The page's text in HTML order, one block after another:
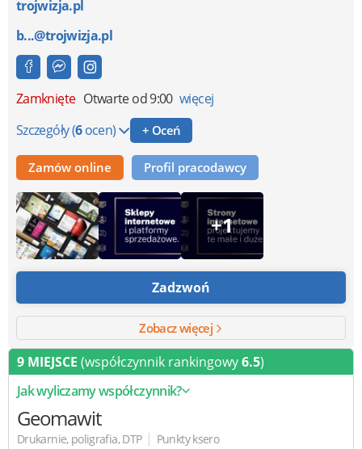
trojwizja.pl
b...@trojwizja.pl
Zamknięte Otwarte od 9:00 więcej
Szczegóły(6ocen) + Oceń
Zamów online Profil pracodawcy
+1
Zadzwoń
Zobacz więcej
9 MIEJSCE (współczynnik rankingowy6.5)
Jak wyliczamy współczynnik?
Geomawit
Drukarnie, poligrafia, DTP | Punkty ksero